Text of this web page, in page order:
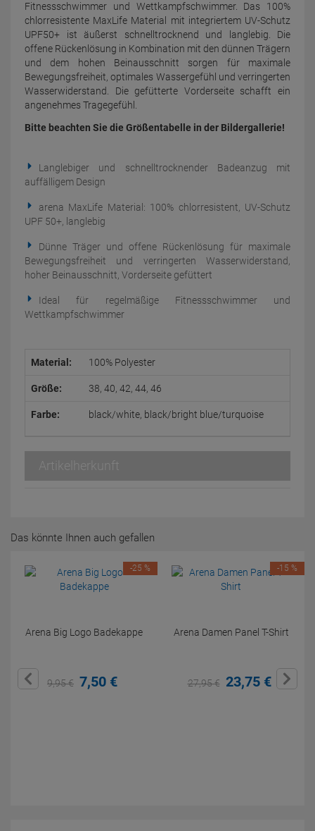
Fitnessschwimmer und Wettkampfschwimmer. Das 100%
chlorresistente MaxLife Material mit integriertem UV-Schutz
UPF50+ ist äußerst schnelltrocknend und langlebig. Die
offene Rückenlösung in Kombination mit den dünnen Trägern
und dem hohen Beinausschnitt sorgen für maximale
Bewegungsfreiheit, optimales Wassergefühl und verringerten
Wasserwiderstand. Die gefütterte Vorderseite schafft ein
angenehmes Tragegefühl.
Bitte beachten Sie die Größentabelle in der Bildergallerie!
Langlebiger und schnelltrocknender Badeanzug mit
auffälligem Design
arena MaxLife Material: 100% chlorresistent, UV-Schutz
UPF 50+, langlebig
Dünne Träger und offene Rückenlösung für maximale
Bewegungsfreiheit und verringerten Wasserwiderstand,
hoher Beinausschnitt, Vorderseite gefüttert
Ideal für regelmäßige Fitnessschwimmer und
Wettkampfschwimmer
Material: 100% Polyester
Größe: 38, 40, 42, 44, 46
Farbe: black/white, black/bright blue/turquoise
Artikelherkunft
Das könnte Ihnen auch gefallen
Arena Big Logo Badekappe
9,95€ 7,50 €
-25 %
Arena Damen Panel T-Shirt
27,95€ 23,75 €
-15 %